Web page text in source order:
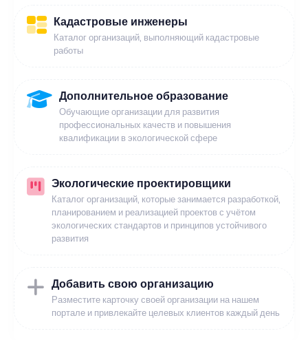
Кадастровые инженеры
Каталог организаций, выполняющий кадастровые
работы
Дополнительное образование
Обучающие организации для развития
профессиональных качеств и повышения
квалификации в экологической сфере
Экологические проектировщики
Каталог организаций, которые занимается разработкой,
планированием и реализацией проектов с учётом
экологических стандартов и принципов устойчивого
развития
Добавить свою организацию
Разместите карточку своей организации на нашем
портале и привлекайте целевых клиентов каждый день